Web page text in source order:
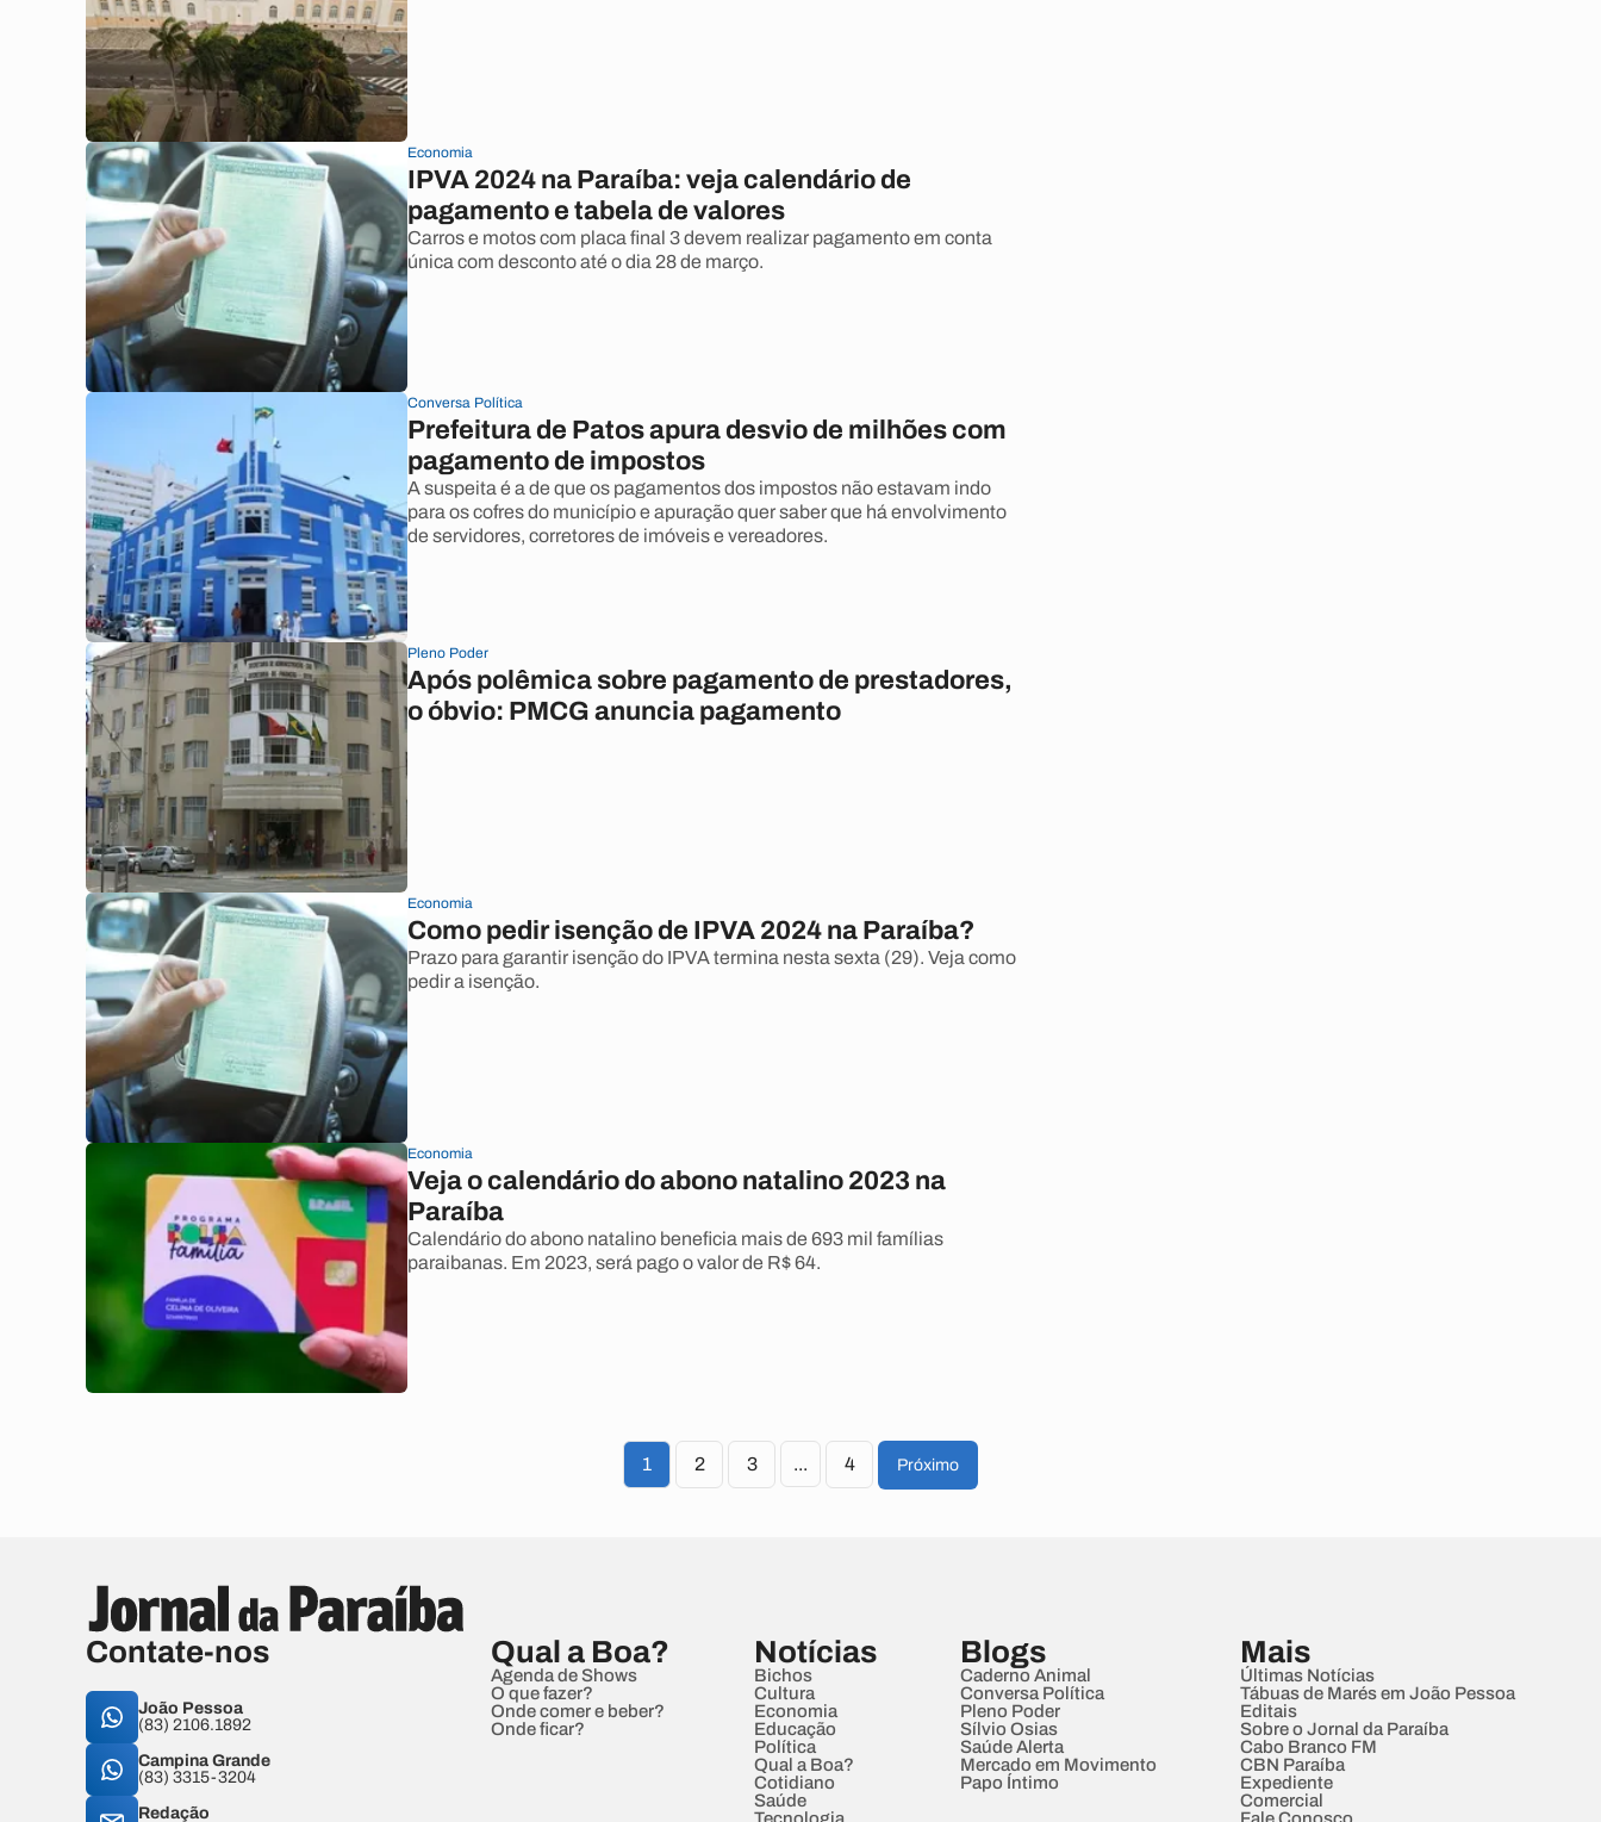
Economia
IPVA 2024 na Paraíba: veja calendário de
pagamento e tabela de valores
Carros e motos com placa final 3 devem realizar pagamento em conta
única com desconto até o dia 28 de março.
Conversa Política
Prefeitura de Patos apura desvio de milhões com
pagamento de impostos
A suspeita é a de que os pagamentos dos impostos não estavam indo
para os cofres do município e apuração quer saber que há envolvimento
de servidores, corretores de imóveis e vereadores.
Pleno Poder
Após polêmica sobre pagamento de prestadores,
o óbvio: PMCG anuncia pagamento
Economia
Como pedir isenção de IPVA 2024 na Paraíba?
Prazo para garantir isenção do IPVA termina nesta sexta (29). Veja como
pedir a isenção.
Economia
Veja o calendário do abono natalino 2023 na
Paraíba
Calendário do abono natalino beneficia mais de 693 mil famílias
paraibanas. Em 2023, será pago o valor de R$ 64.
1 2 3 ... 4 Próximo
Contate-nos
João Pessoa
(83) 2106.1892
Campina Grande
(83) 3315-3204
Redação
Qual a Boa?
Agenda de Shows
O que fazer?
Onde comer e beber?
Onde ficar?
Notícias
Bichos
Cultura
Economia
Educação
Política
Qual a Boa?
Cotidiano
Saúde
Blogs
Caderno Animal
Conversa Política
Pleno Poder
Sílvio Osias
Saúde Alerta
Mercado em Movimento
Papo Íntimo
Mais
Últimas Notícias
Tábuas de Marés em João Pessoa
Editais
Sobre o Jornal da Paraíba
Cabo Branco FM
CBN Paraíba
Expediente
Comercial